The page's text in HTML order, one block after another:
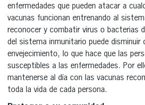
enfermedades que pueden atacar a
vacunas funcionan entrenando al
reconocer y combatir virus o bacterias
del sistema inmunitario puede disminuir
envejecimiento, lo que hace que las
susceptibles a las enfermedades. Por
mantenerse al día con las vacunas
toda la vida de cada persona.